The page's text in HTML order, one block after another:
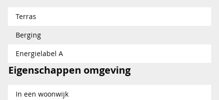
Terras
Berging
Energielabel A
Eigenschappen omgeving
In een woonwijk